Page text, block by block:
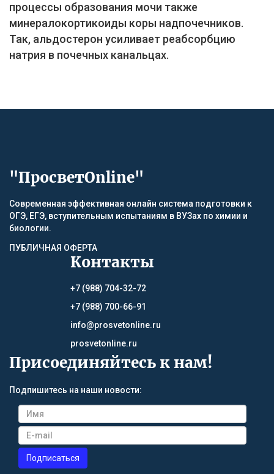
процессы образования мочи также
минералокортикоиды коры надпочечников.
Так, альдостерон усиливает реабсорбцию
натрия в почечных канальцах.
"ПросветOnline"
Современная эффективная онлайн система подготовки к
ОГЭ, ЕГЭ, вступительным испытаниям в ВУЗах по химии и
биологии.
ПУБЛИЧНАЯ ОФЕРТА
Контакты
+7 (988) 704-32-72
+7 (988) 700-66-91
info@prosvetonline.ru
prosvetonline.ru
Присоединяйтесь к нам!
Подпишитесь на наши новости: